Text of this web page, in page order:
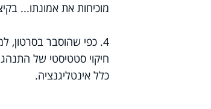
מוכיחות את אמונתו...
4. כפי שהוסבר בסרטון,
כלל אינטליגנציה.